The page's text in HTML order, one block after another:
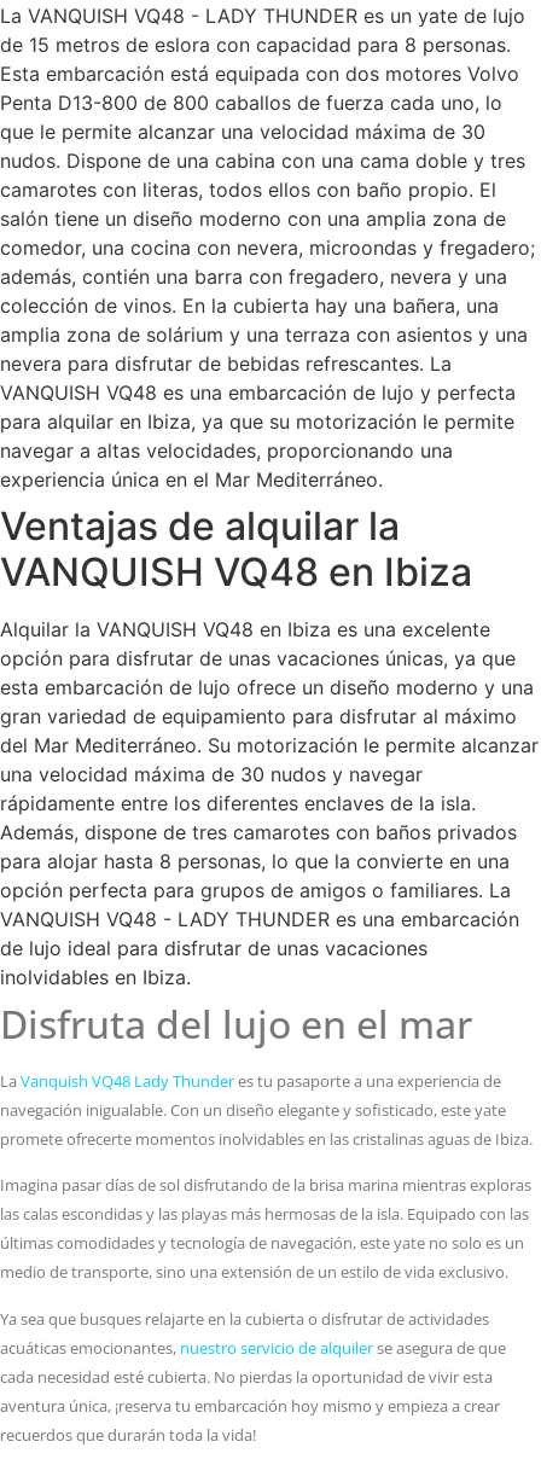
La VANQUISH VQ48 - LADY THUNDER es un yate de lujo
de 15 metros de eslora con capacidad para 8 personas.
Esta embarcación está equipada con dos motores Volvo
Penta D13-800 de 800 caballos de fuerza cada uno, lo
que le permite alcanzar una velocidad máxima de 30
nudos. Dispone de una cabina con una cama doble y tres
camarotes con literas, todos ellos con baño propio. El
salón tiene un diseño moderno con una amplia zona de
comedor, una cocina con nevera, microondas y fregadero;
además, contién una barra con fregadero, nevera y una
colección de vinos. En la cubierta hay una bañera, una
amplia zona de solárium y una terraza con asientos y una
nevera para disfrutar de bebidas refrescantes. La
VANQUISH VQ48 es una embarcación de lujo y perfecta
para alquilar en Ibiza, ya que su motorización le permite
navegar a altas velocidades, proporcionando una
experiencia única en el Mar Mediterráneo.
Ventajas de alquilar la
VANQUISH VQ48 en Ibiza
Alquilar la VANQUISH VQ48 en Ibiza es una excelente
opción para disfrutar de unas vacaciones únicas, ya que
esta embarcación de lujo ofrece un diseño moderno y una
gran variedad de equipamiento para disfrutar al máximo
del Mar Mediterráneo. Su motorización le permite alcanzar
una velocidad máxima de 30 nudos y navegar
rápidamente entre los diferentes enclaves de la isla.
Además, dispone de tres camarotes con baños privados
para alojar hasta 8 personas, lo que la convierte en una
opción perfecta para grupos de amigos o familiares. La
VANQUISH VQ48 - LADY THUNDER es una embarcación
de lujo ideal para disfrutar de unas vacaciones
inolvidables en Ibiza.
Disfruta del lujo en el mar
La Vanquish VQ48 Lady Thunderes tu pasaporte a una experiencia de
navegación inigualable. Con un diseño elegante y sofisticado, este yate
promete ofrecerte momentos inolvidables en las cristalinas aguas de Ibiza.
Imagina pasar días de sol disfrutando de la brisa marina mientras exploras
las calas escondidas y las playas más hermosas de la isla. Equipado con las
últimas comodidades y tecnología de navegación, este yate no solo es un
medio de transporte, sino una extensión de un estilo de vida exclusivo.
Ya sea que busques relajarte en la cubierta o disfrutar de actividades
acuáticas emocionantes, nuestro servicio de alquilerse asegura de que
cada necesidad esté cubierta. No pierdas la oportunidad de vivir esta
aventura única, ¡reserva tu embarcación hoy mismo y empieza a crear
recuerdos que durarán toda la vida!